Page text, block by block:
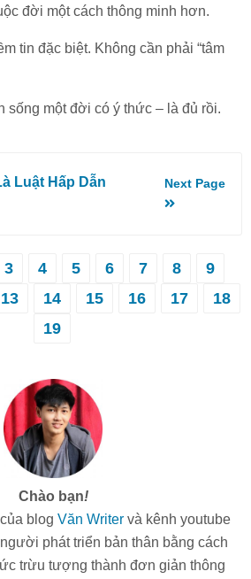
đời một cách thông minh hơn.
tin đặc biệt. Không cần phải “tâm
sống một đời có ý thức – là đủ rồi.
Luật Hấp Dẫn
Next Page
3 4 5 6 7 8
9
13 14 15 16 17
18
19
Chào bạn!
blog Văn Writer và kênh youtube
phát triển bản thân bằng cách
trừu tượng thành đơn giản thông